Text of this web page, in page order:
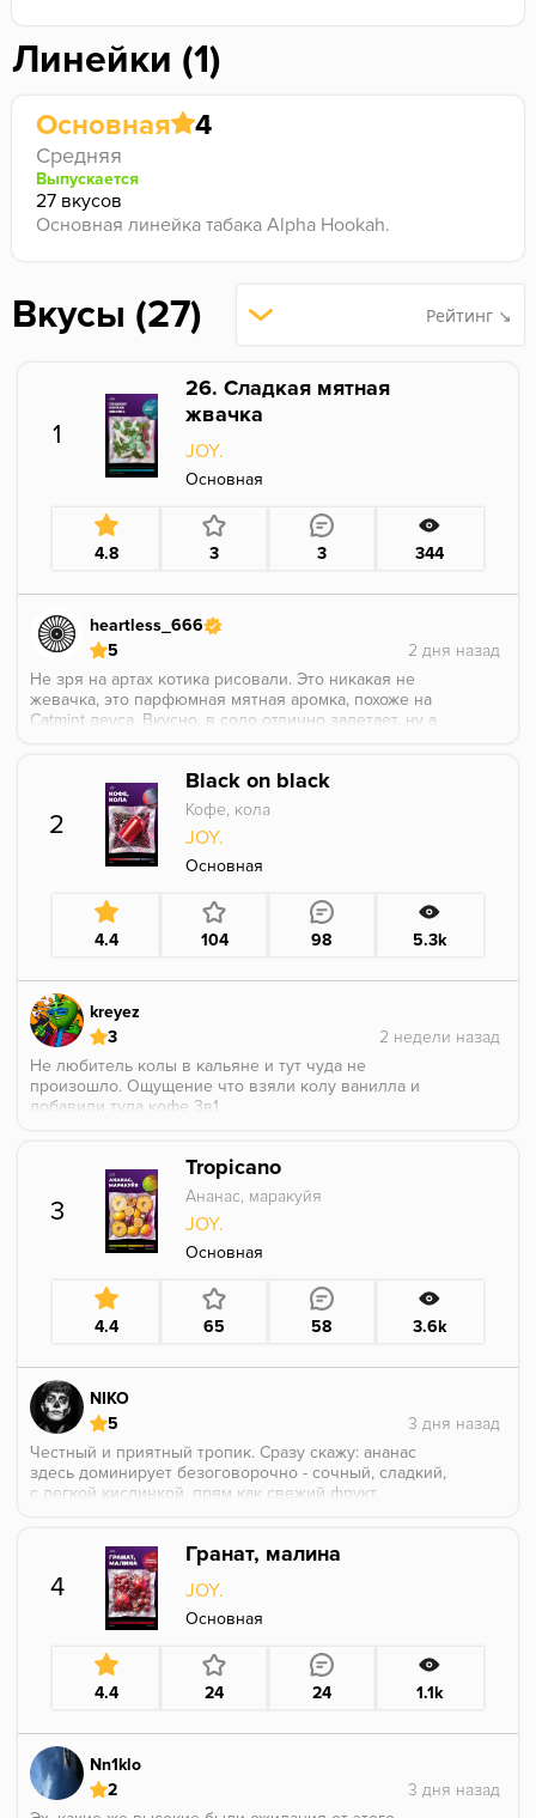
Линейки (1)
Основная 4
Средняя
Выпускается
27 вкусов
Основная линейка табака Alpha Hookah.
Вкусы (27) Рейтинг ↘
1
26. Сладкая мятная
жвачка
JOY.
Основная
4.8 3 3 344
heartless_666
5
Не зря на артах котика рисовали. Это никакая не
жевачка, это парфюмная мятная аромка, похоже на
Catmint деуса. Вкусно, в соло отлично залетает, ну а
2
Black on black
Кофе, кола
JOY.
Основная
4.4 104 98 5.3k
kreyez
3
Не любитель колы в кальяне и тут чуда не
произошло. Ощущение что взяли колу ванилла и
добавили туда кофе 3в1.
3
Tropicano
Ананас, маракуйя
JOY.
Основная
4.4 65 58 3.6k
NIKO
5
Честный и приятный тропик. Сразу скажу: ананас
здесь доминирует безоговорочно - сочный, сладкий,
с легкой кислинкой, прям как свежий фрукт.
перебивает ананас. Самое классное - сладость не
убивает рецепторы, она мягкая, без этой приторно-
сахарной атаки. Вкус держится стабильно, не
вырождается в химию. Хорошее попадание!
4
Гранат, малина
JOY.
Основная
4.4 24 24 1.1k
Nn1klo
2